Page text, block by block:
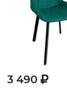
3 490